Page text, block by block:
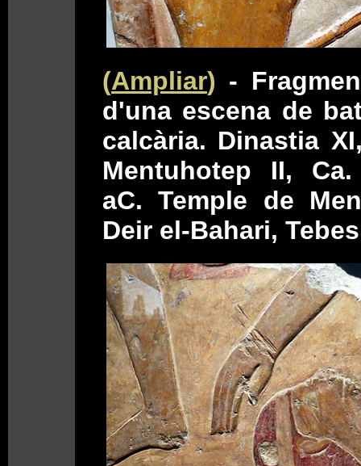
(Ampliar) -
d'una escena de
calcària. Dinastia
Mentuhotep II, Ca.
aC. Temple de
Deir el-Bahari,